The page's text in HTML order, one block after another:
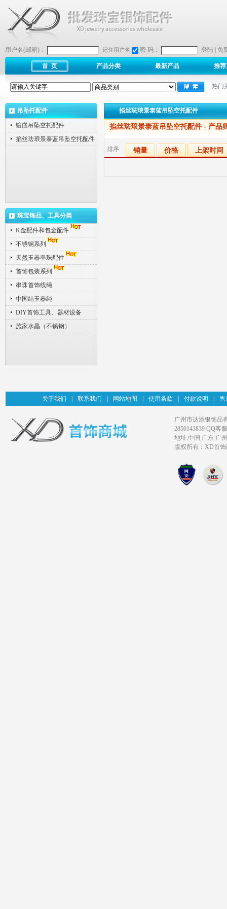
用户名(邮箱)： 记住用户名: 密 码： 登陆 免
首 页 产品分类 最新产品 推
热门
吊坠托配件
镶嵌吊坠空托配件
掐丝珐琅景泰蓝吊坠空托配件
珠宝饰品、工具分类
K金配件和包金配件
不锈钢系列
天然玉器串珠配件
首饰包装系列
串珠首饰线绳
中国结玉器绳
DIY首饰工具、器材设备
施家水晶（不锈钢）
掐丝珐琅景泰蓝吊坠空托配件
掐丝珐琅景泰蓝吊坠空托配件- 产品
排序 销量 价格 上架时间
关于我们 联系我们 网站地图 使用条款 付款说明 售
广州市达添银饰品
2850143839 QQ客
地址:中国 广东 广
版权所有：XD首